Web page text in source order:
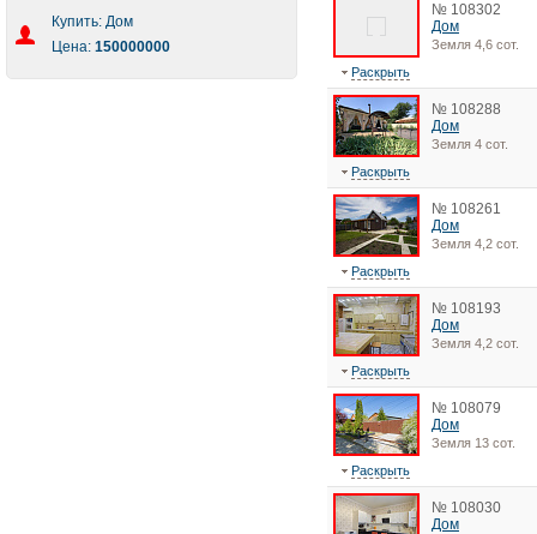
Купить: Дом
Цена: 150000000
№ 108302
Дом
Земля 4,6 сот.
Раскрыть
№ 108288
Дом
Земля 4 сот.
Раскрыть
№ 108261
Дом
Земля 4,2 сот.
Раскрыть
№ 108193
Дом
Земля 4,2 сот.
Раскрыть
№ 108079
Дом
Земля 13 сот.
Раскрыть
№ 108030
Дом